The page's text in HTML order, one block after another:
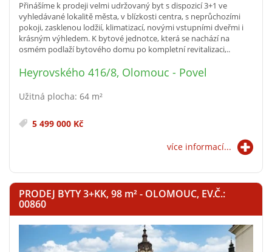
Přinášíme k prodeji velmi udržovaný byt s dispozicí 3+1 ve
vyhledávané lokalitě města, v blízkosti centra, s neprůchozími
pokoji, zasklenou lodžií, klimatizací, novými vstupními dveřmi i
krásným výhledem. K bytové jednotce, která se nachází na
osmém podlaží bytového domu po kompletní revitalizaci,..
Heyrovského 416/8, Olomouc - Povel
Užitná plocha: 64 m²
5 499 000 Kč
více informací...
PRODEJ BYTY 3+KK, 98 m²- OLOMOUC, EV.Č.:
00860